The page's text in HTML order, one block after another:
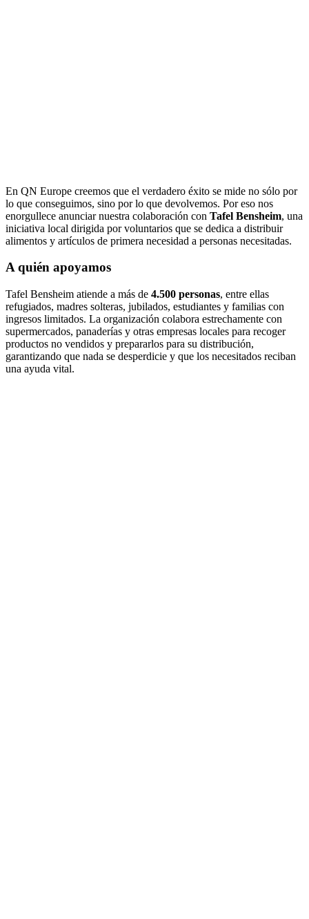
En QN Europe creemos que el verdadero éxito se mide no sólo por
lo que conseguimos, sino por lo que devolvemos. Por eso nos
enorgullece anunciar nuestra colaboración con Tafel Bensheim, una
iniciativa local dirigida por voluntarios que se dedica a distribuir
alimentos y artículos de primera necesidad a personas necesitadas.
A quién apoyamos
Tafel Bensheim atiende a más de 4.500 personas, entre ellas
refugiados, madres solteras, jubilados, estudiantes y familias con
ingresos limitados. La organización colabora estrechamente con
supermercados, panaderías y otras empresas locales para recoger
productos no vendidos y prepararlos para su distribución,
garantizando que nada se desperdicie y que los necesitados reciban
una ayuda vital.